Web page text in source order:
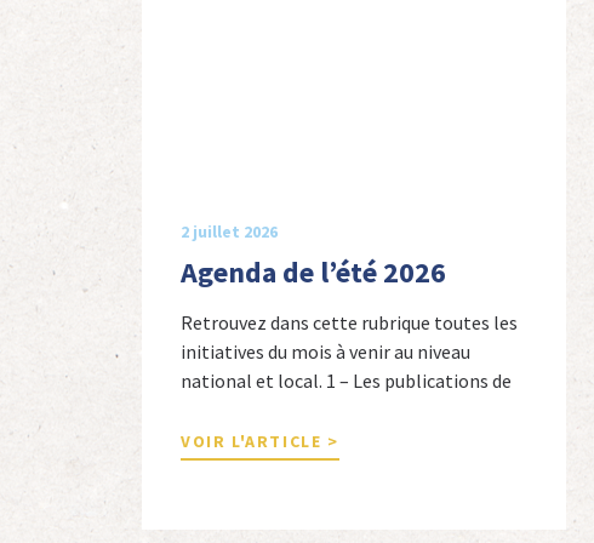
2 juillet 2026
Agenda de l’été 2026
Retrouvez dans cette rubrique toutes les
initiatives du mois à venir au niveau
national et local. 1 – Les publications de
Combattants de l’Empire : 1939-1945,
Michel Cordeboeuf, Christophe Touron et
2026. Ils venaient d’Afrique du Nord,
VOIR L'ARTICLE >